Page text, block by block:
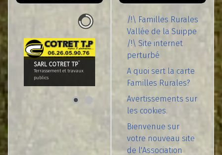
SARL COTRET TP¨
Terrassement et travaux
publics
/!\ Familles Rurales
Vallée de la Suippe
/!\ Site internet
perturbé
A quoi sert la carte
Familles Rurales?
Avertissements sur
les cookies.
Bienvenue sur
votre nouveau site
de l'Association